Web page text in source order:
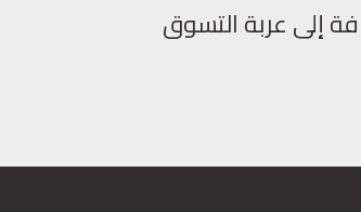
إلى عربة التسوق